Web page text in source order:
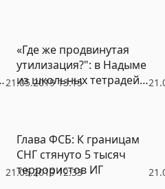
21.05.2019 13:15
«Где же продвинутая
утилизация?": в Надыме
из школьных тетрадей
21.05.2019 12:33
Глава ФСБ: К границам
СНГ стянуто 5 тысяч
террористов ИГ